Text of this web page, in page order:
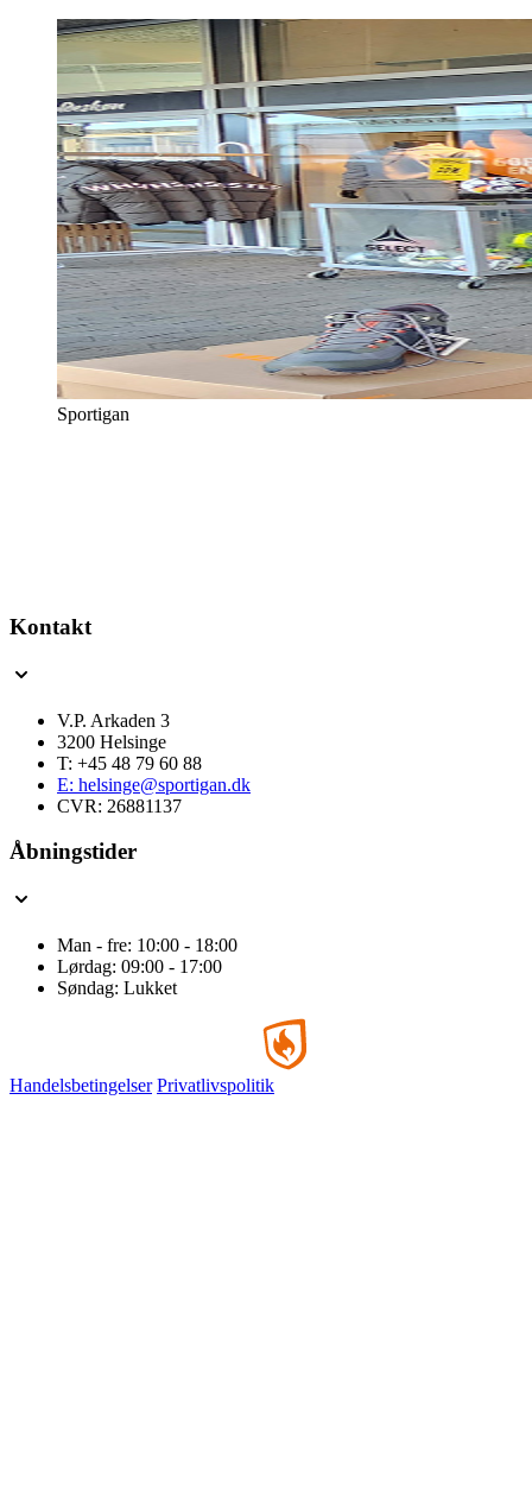
Sportigan
Kontakt
V.P. Arkaden 3
3200 Helsinge
T: +45 48 79 60 88
E: helsinge@sportigan.dk
CVR: 26881137
Åbningstider
Man - fre: 10:00 - 18:00
Lørdag: 09:00 - 17:00
Søndag: Lukket
Handelsbetingelser Privatlivspolitik